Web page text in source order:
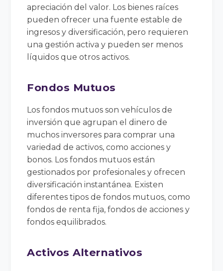
apreciación del valor. Los bienes raíces
pueden ofrecer una fuente estable de
ingresos y diversificación, pero requieren
una gestión activa y pueden ser menos
líquidos que otros activos.
Fondos Mutuos
Los fondos mutuos son vehículos de
inversión que agrupan el dinero de
muchos inversores para comprar una
variedad de activos, como acciones y
bonos. Los fondos mutuos están
gestionados por profesionales y ofrecen
diversificación instantánea. Existen
diferentes tipos de fondos mutuos, como
fondos de renta fija, fondos de acciones y
fondos equilibrados.
Activos Alternativos